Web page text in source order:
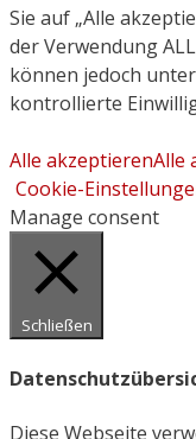
Sie auf „Alle
der Verwendung
können jedoch
kontrollierte
Alle akzeptierenAlle
Cookie-
Manage consent
Schließen
Diese Webseite